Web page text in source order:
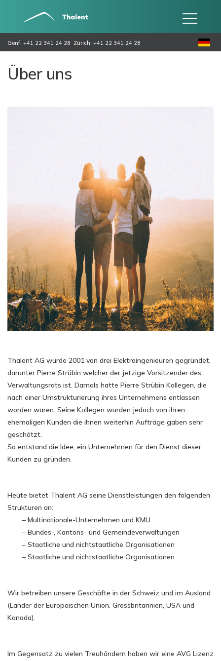
Genf: +41 22 341 24 28 Zürich: +41 22 341 24 28
Über uns
Thalent AG wurde 2001 von drei Elektroingenieuren gegründet,
darunter Pierre Strübin welcher der jetzige Vorsitzender des
Verwaltungsrats ist. Damals hatte Pierre Strübin Kollegen, die
nach einer Umstrukturierung ihres Unternehmens entlassen
worden waren. Seine Kollegen wurden jedoch von ihren
ehemaligen Kunden die ihnen weiterhin Aufträge gaben sehr
geschätzt.
So entstand die Idee, ein Unternehmen für den Dienst dieser
Kunden zu gründen.
Heute bietet Thalent AG seine Dienstleistungen den folgenden
Strukturen an:
– Multinationale-Unternehmen und KMU
– Bundes-, Kantons- und Gemeindeverwaltungen
– Staatliche und nichtstaatliche Organisationen
– Staatliche und nichtstaatliche Organisationen
Wir betreiben unsere Geschäfte in der Schweiz und im Ausland
(Länder der Europäischen Union, Grossbritannien, USA und
Kanada).
Im Gegensatz zu vielen Treuhändern haben wir eine AVG Lizenz